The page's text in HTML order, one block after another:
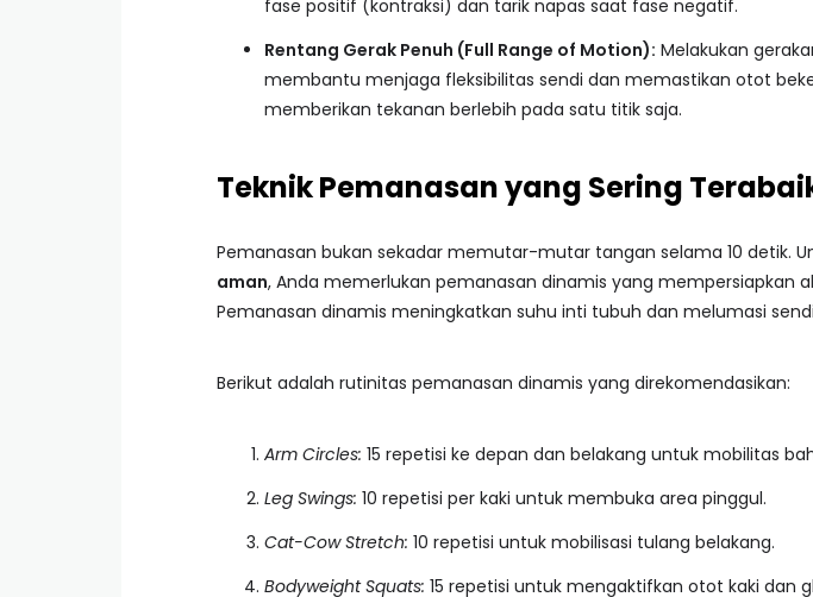
fase positif (kontraksi) dan tarik napas saat fase negatif.
Rentang Gerak Penuh (Full Range of Motion): Melakukan
membantu menjaga fleksibilitas sendi dan memastikan otot
memberikan tekanan berlebih pada satu titik saja.
Teknik Pemanasan yang Sering
Pemanasan bukan sekadar memutar-mutar tangan selama 10 detik.
aman, Anda memerlukan pemanasan dinamis yang mempersiapkan
Pemanasan dinamis meningkatkan suhu inti tubuh dan melumasi
Berikut adalah rutinitas pemanasan dinamis yang direkomendasikan:
Arm Circles: 15 repetisi ke depan dan belakang untuk mobilitas
Leg Swings: 10 repetisi per kaki untuk membuka area pinggul.
Cat-Cow Stretch: 10 repetisi untuk mobilisasi tulang belakang.
Bodyweight Squats: 15 repetisi untuk mengaktifkan otot kaki dan